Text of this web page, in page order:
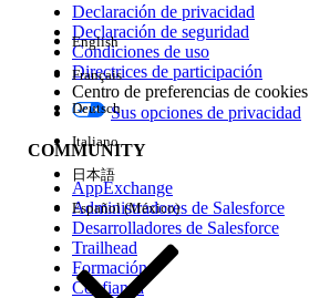
Edición
Experiencia
Declaración de privacidad
Declaración de seguridad
Condiciones de uso
Directrices de participación
Centro de preferencias de cookies
Sus opciones de privacidad
COMMUNITY
AppExchange
Administradores de Salesforce
Desarrolladores de Salesforce
Trailhead
Formación
Confianza
English
Français
Deutsch
Italiano
日本語
Español (México)